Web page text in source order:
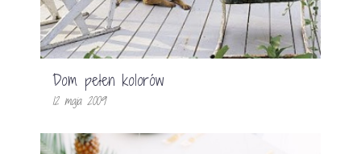
Dom pełen kolorów
12 maja 2009